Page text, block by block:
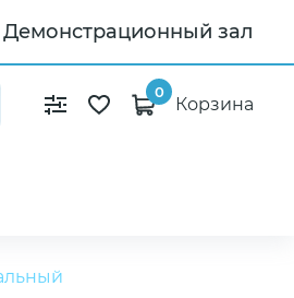
Демонстрационный зал
0
Корзина